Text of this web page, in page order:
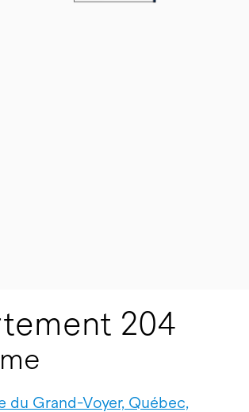
204
du Grand-Voyer, Québec,